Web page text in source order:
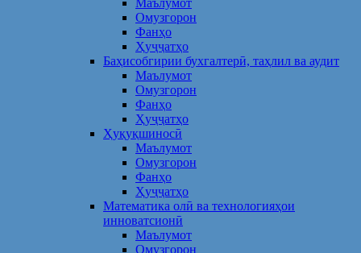
Маълумот
Омузгорон
Фанҳо
Ҳуҷҷатҳо
Баҳисобгирии бухгалтерӣ, таҳлил ва аудит
Маълумот
Омузгорон
Фанҳо
Ҳуҷҷатҳо
Ҳуқуқшиносӣ
Маълумот
Омузгорон
Фанҳо
Ҳуҷҷатҳо
Математика олӣ ва технологияҳои
инноватсионӣ
Маълумот
Омузгорон